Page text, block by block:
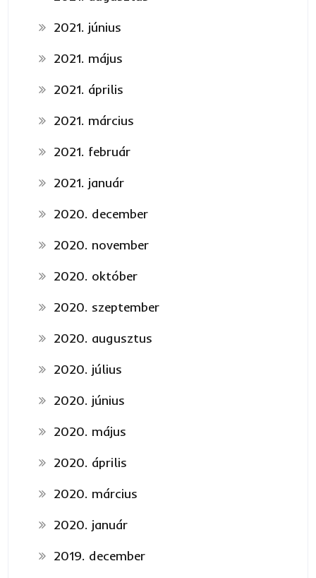
2021. június
2021. május
2021. április
2021. március
2021. február
2021. január
2020. december
2020. november
2020. október
2020. szeptember
2020. augusztus
2020. július
2020. június
2020. május
2020. április
2020. március
2020. január
2019. december